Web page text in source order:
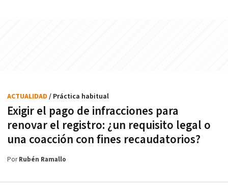
Exigir el pago de infracciones para
renovar el registro: ¿un requisito legal o
una coacción con fines recaudatorios?
ACTUALIDAD / Práctica habitual
PorRubén Ramallo